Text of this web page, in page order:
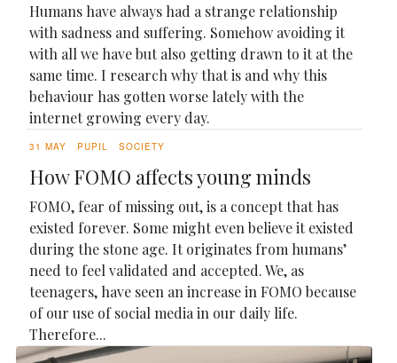
Humans have always had a strange relationship
with sadness and suffering. Somehow avoiding it
with all we have but also getting drawn to it at the
same time. I research why that is and why this
behaviour has gotten worse lately with the
internet growing every day.
31 MAY PUPIL SOCIETY
How FOMO affects young minds
FOMO, fear of missing out, is a concept that has
existed forever. Some might even believe it existed
during the stone age. It originates from humans’
need to feel validated and accepted. We, as
teenagers, have seen an increase in FOMO because
of our use of social media in our daily life.
Therefore...